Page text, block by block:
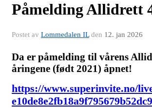
Påmelding Allidrett
Postet av Lommedalen ILden 12. jan 2026
Da er påmelding til vårens
åringene (født 2021) åpnet!
https://www.superinvite.no/